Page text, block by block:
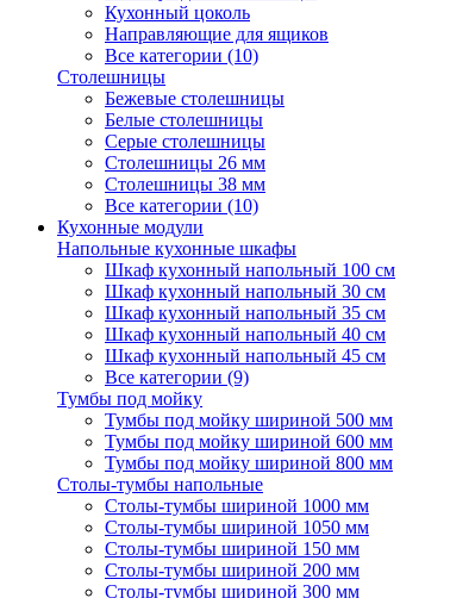
Кухонный цоколь
Направляющие для ящиков
Все категории (10)
Столешницы
Бежевые столешницы
Белые столешницы
Серые столешницы
Столешницы 26 мм
Столешницы 38 мм
Все категории (10)
Кухонные модули
Напольные кухонные шкафы
Шкаф кухонный напольный 100 см
Шкаф кухонный напольный 30 см
Шкаф кухонный напольный 35 см
Шкаф кухонный напольный 40 см
Шкаф кухонный напольный 45 см
Все категории (9)
Тумбы под мойку
Тумбы под мойку шириной 500 мм
Тумбы под мойку шириной 600 мм
Тумбы под мойку шириной 800 мм
Столы-тумбы напольные
Столы-тумбы шириной 1000 мм
Столы-тумбы шириной 1050 мм
Столы-тумбы шириной 150 мм
Столы-тумбы шириной 200 мм
Столы-тумбы шириной 300 мм